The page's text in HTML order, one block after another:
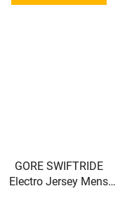
GORE SWIFTRIDE
Electro Jersey Mens